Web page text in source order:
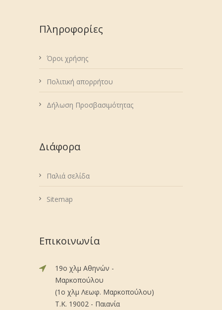
Πληροφορίες
Όροι χρήσης
Πολιτική απορρήτου
Δήλωση Προσβασιμότητας
Διάφορα
Παλιά σελίδα
Sitemap
Επικοινωνία
19ο χλμ Αθηνών -
Μαρκοπούλου
(1ο χλμ Λεωφ. Μαρκοπούλου)
Τ.Κ. 19002 - Παιανία